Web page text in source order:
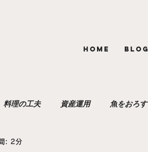
HOME BLOG
料理の工夫 資産運用 魚をおろす
豊洲市場
: 2分